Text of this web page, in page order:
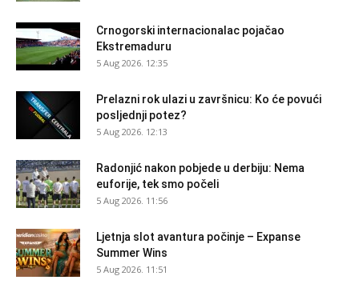
Crnogorski internacionalac pojačao
Ekstremaduru
5 Aug 2026. 12:35
Prelazni rok ulazi u završnicu: Ko će povući
posljednji potez?
5 Aug 2026. 12:13
Radonjić nakon pobjede u derbiju: Nema
euforije, tek smo počeli
5 Aug 2026. 11:56
Ljetnja slot avantura počinje – Expanse
Summer Wins
5 Aug 2026. 11:51